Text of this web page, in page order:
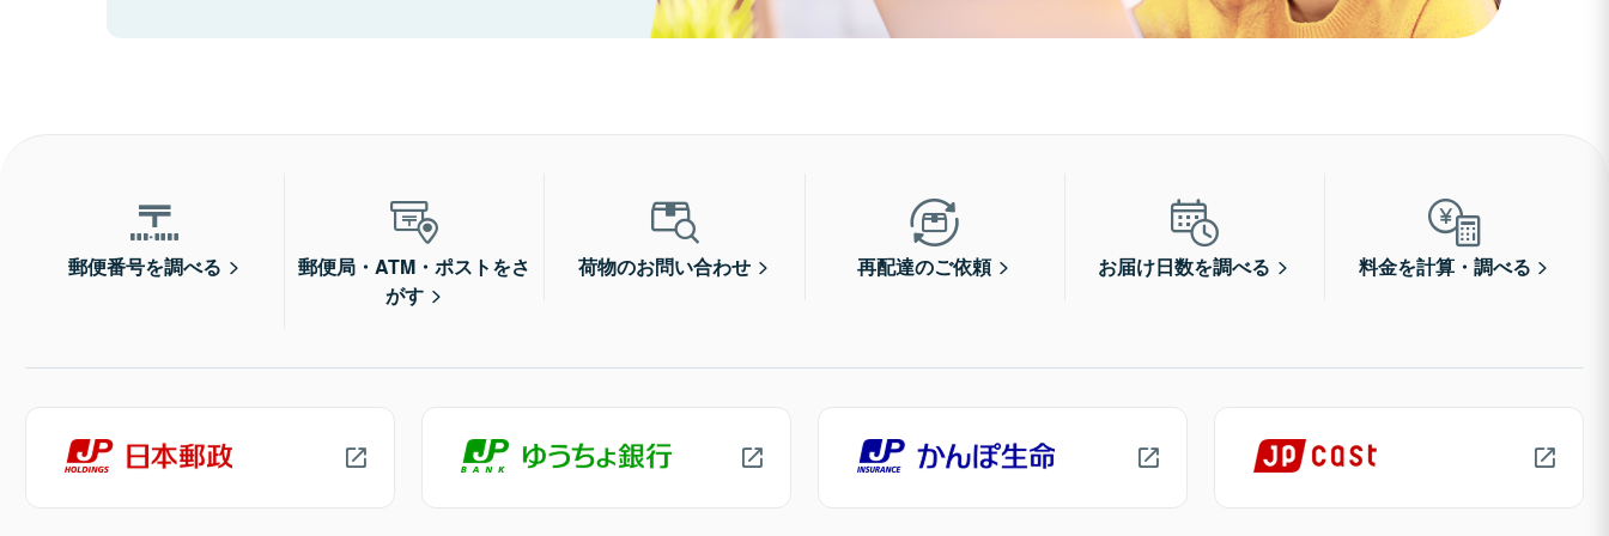
郵便番号を調べる
郵便局・ATM・ポストをさ
がす
荷物のお問い合わせ 再配達のご依頼 お届け日数を調べる 料金を計算・調べる